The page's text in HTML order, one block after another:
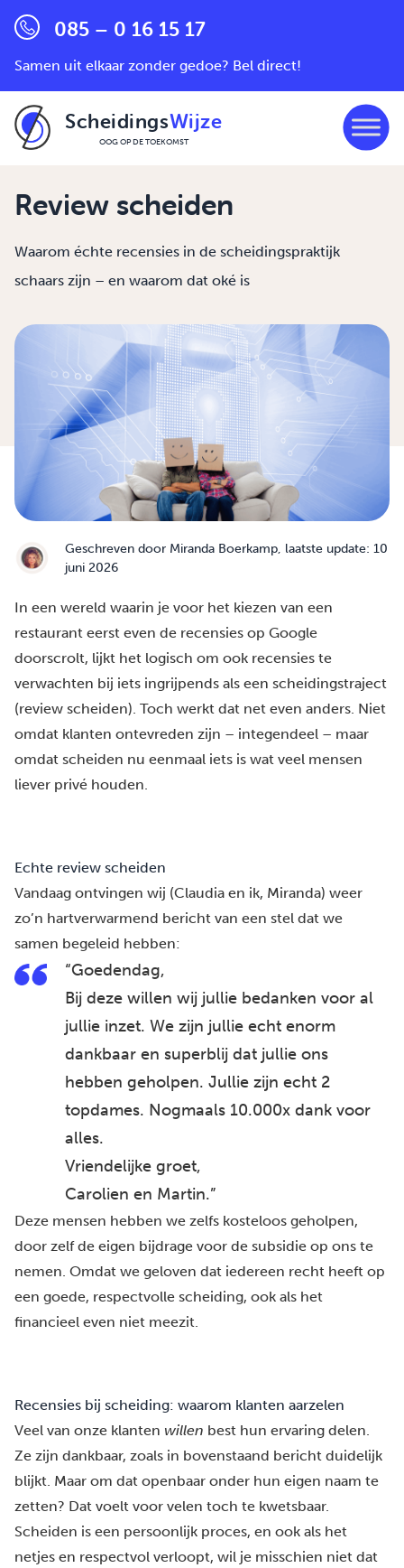
085 – 0 16 15 17
Samen uit elkaar zonder gedoe? Bel direct!
ScheidingsWijze
OOG OP DE TOEKOMST
Review scheiden
Waarom échte recensies in de scheidingspraktijk
schaars zijn – en waarom dat oké is
Geschreven door Miranda Boerkamp, laatste update: 10
juni 2026
In een wereld waarin je voor het kiezen van een
restaurant eerst even de recensies op Google
doorscrolt, lijkt het logisch om ook recensies te
verwachten bij iets ingrijpends als een scheidingstraject
(review scheiden). Toch werkt dat net even anders. Niet
omdat klanten ontevreden zijn – integendeel – maar
omdat scheiden nu eenmaal iets is wat veel mensen
liever privé houden.
Echte review scheiden
Vandaag ontvingen wij (Claudia en ik, Miranda) weer
zo’n hartverwarmend bericht van een stel dat we
samen begeleid hebben:
“Goedendag,
Bij deze willen wij jullie bedanken voor al
jullie inzet. We zijn jullie echt enorm
dankbaar en superblij dat jullie ons
hebben geholpen. Jullie zijn echt 2
topdames. Nogmaals 10.000x dank voor
alles.
Vriendelijke groet,
Carolien en Martin.”
Deze mensen hebben we zelfs kosteloos geholpen,
door zelf de eigen bijdrage voor de subsidie op ons te
nemen. Omdat we geloven dat iedereen recht heeft op
een goede, respectvolle scheiding, ook als het
financieel even niet meezit.
Recensies bij scheiding: waarom klanten aarzelen
Veel van onze klanten willen best hun ervaring delen.
Ze zijn dankbaar, zoals in bovenstaand bericht duidelijk
blijkt. Maar om dat openbaar onder hun eigen naam te
zetten? Dat voelt voor velen toch te kwetsbaar.
Scheiden is een persoonlijk proces, en ook als het
netjes en respectvol verloopt, wil je misschien niet dat